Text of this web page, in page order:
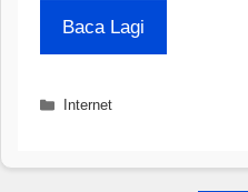
Baca Lagi
Categories
Internet